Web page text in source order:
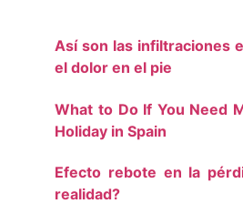
Así son las infiltraciones
el dolor en el pie
What to Do If You Need
Holiday in Spain
Efecto rebote en la
realidad?